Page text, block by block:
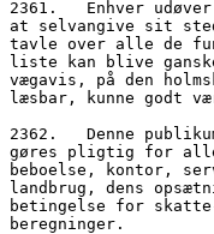
2361.   Enhver
at selvangive sit
tavle over alle de
liste kan blive
vægavis, på den
læsbar, kunne godt
2362.   Denne
gøres pligtig for alle
beboelse, kontor,
landbrug, dens
betingelse for
beregninger.